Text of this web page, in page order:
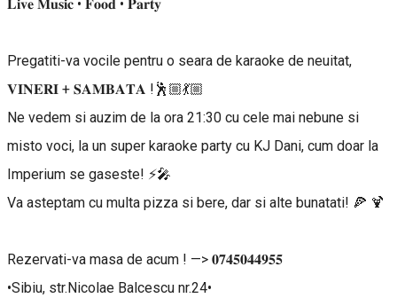
𝐋𝐢𝐯𝐞 𝐌𝐮𝐬𝐢𝐜 • 𝐅𝐨𝐨𝐝 • 𝐏𝐚𝐫𝐭𝐲
Pregatiti-va vocile pentru o seara de karaoke de neuitat,
𝐕𝐈𝐍𝐄𝐑𝐈 + 𝐒𝐀𝐌𝐁𝐀𝐓𝐀 !🕺🏼💃🏼
Ne vedem si auzim de la ora 21:30 cu cele mai nebune si
misto voci, la un super karaoke party cu KJ Dani, cum doar la
Imperium se gaseste! ⚡️🎤
Va asteptam cu multa pizza si bere, dar si alte bunatati! 🍕 🍹
Rezervati-va masa de acum ! —> 𝟎𝟕𝟒𝟓𝟎𝟒𝟒𝟗𝟓𝟓
•Sibiu, str.Nicolae Balcescu nr.24•